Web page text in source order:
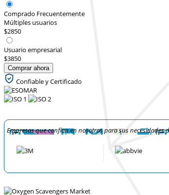
Comprado Frecuentemente
Múltiples usuarios
$2850
Usuario empresarial
$3850
Comprar ahora
Confiable y Certificado
Empresas que confían en nosotros para sus necesidades